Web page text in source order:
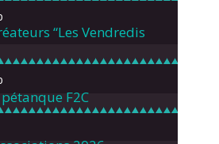
“Les Vendredis
F2C